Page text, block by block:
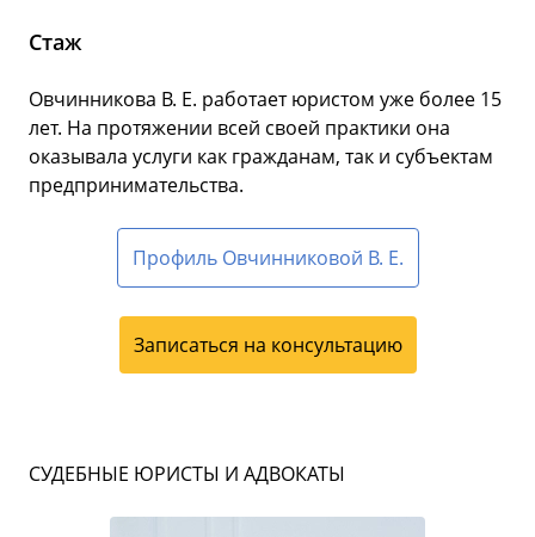
Стаж
Овчинникова В. Е. работает юристом уже более 15
лет. На протяжении всей своей практики она
оказывала услуги как гражданам, так и субъектам
предпринимательства.
Профиль Овчинниковой В. Е.
Записаться на консультацию
СУДЕБНЫЕ ЮРИСТЫ И АДВОКАТЫ